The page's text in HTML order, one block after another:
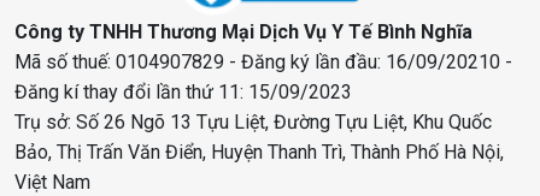
Công ty TNHH Thương Mại Dịch Vụ Y Tế Bình Nghĩa
Mã số thuế: 0104907829 - Đăng ký lần đầu: 16/09/20210 -
Đăng kí thay đổi lần thứ 11: 15/09/2023
Trụ sở: Số 26 Ngõ 13 Tựu Liệt, Đường Tựu Liệt, Khu Quốc
Bảo, Thị Trấn Văn Điển, Huyện Thanh Trì, Thành Phố Hà Nội,
Việt Nam